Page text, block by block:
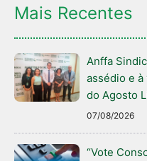
Mais Recentes
Anffa
assédio e
do Agosto
07/08/2026
“Vote